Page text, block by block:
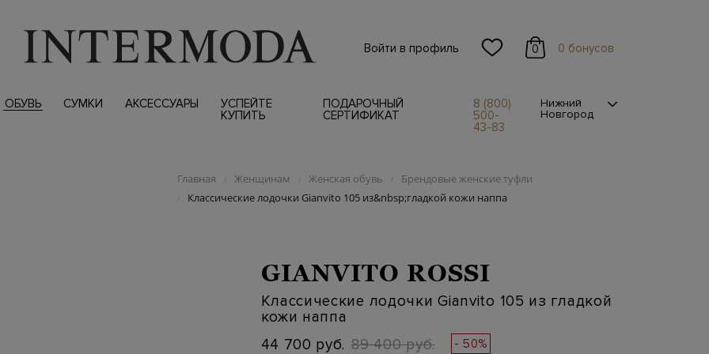
Войти в профиль 0 0 бонусов
ОБУВЬ СУМКИ АКСЕССУАРЫ
УСПЕЙТЕ
КУПИТЬ
ПОДАРОЧНЫЙ
СЕРТИФИКАТ
8 (800)
500-
43-83
Нижний
Новгород
Главная / Женщинам / Женская обувь / Брендовые женские туфли
/ Классические лодочки Gianvito 105 из&nbsp;гладкой кожи наппа
GIANVITO ROSSI
Классические лодочки Gianvito 105 из гладкой
кожи наппа
44 700 руб. 89 400 руб. - 50%